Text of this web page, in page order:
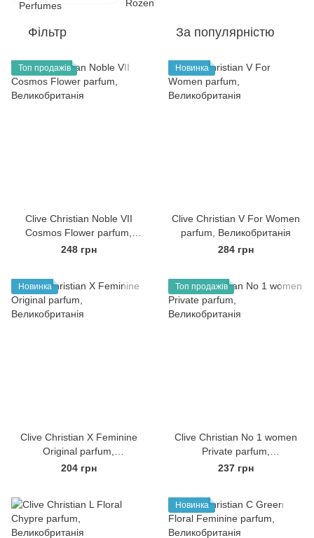
Фільтр За популярністю
Топ продажів
Clive Christian Noble VII
Cosmos Flower parfum,
Великобританія
248 грн
Новинка
Clive Christian V For Women
parfum, Великобританія
284 грн
Новинка
Clive Christian X Feminine
Original parfum,
Великобританія
204 грн
Топ продажів
Clive Christian No 1 women
Private parfum,
Великобританія
237 грн
Новинка